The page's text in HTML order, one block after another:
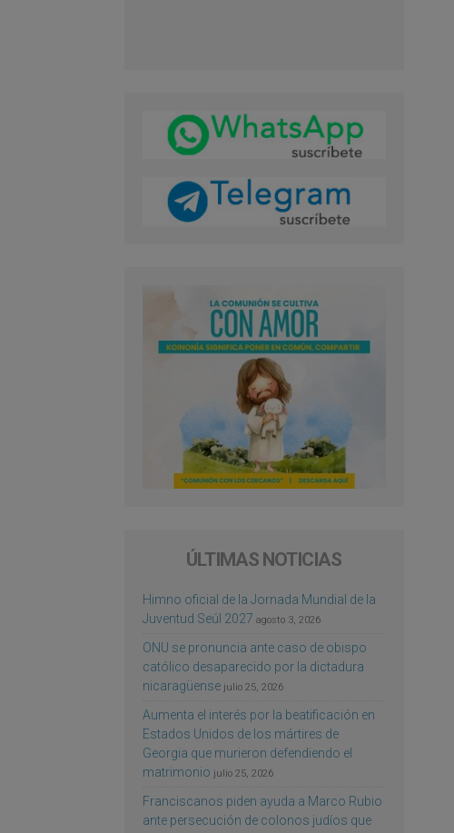
ÚLTIMAS NOTICIAS
Himno oficial de la Jornada Mundial de la
Juventud Seúl 2027 agosto 3, 2026
ONU se pronuncia ante caso de obispo
católico desaparecido por la dictadura
nicaragüense julio 25, 2026
Aumenta el interés por la beatificación en
Estados Unidos de los mártires de
Georgia que murieron defendiendo el
matrimonio julio 25, 2026
Franciscanos piden ayuda a Marco Rubio
ante persecución de colonos judíos que